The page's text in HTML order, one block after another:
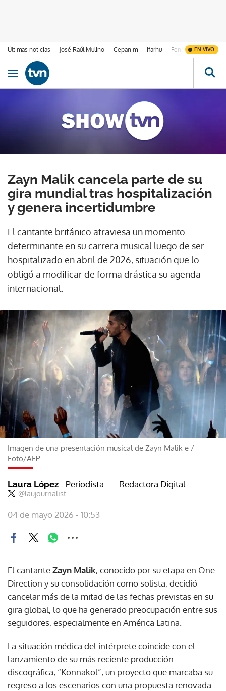
Últimas noticias José Raúl Mulino Cepanim Ifarhu Fenómeno de El
EN VIVO
Ir al contenido
Obrir navegació
Zayn Malik cancela parte de su
gira mundial tras hospitalización
y genera incertidumbre
El cantante británico atraviesa un momento
determinante en su carrera musical luego de ser
hospitalizado en abril de 2026, situación que lo
obligó a modificar de forma drástica su agenda
internacional.
Imagen de una presentación musical de Zayn Malik e /
Foto/AFP
Laura López - Periodista
@laujournalist
- Redactora Digital
04 de mayo 2026 - 10:53
El cantanteZayn Malik, conocido por su etapa en One
Direction y su consolidación como solista, decidió
cancelar más de la mitad de las fechas previstas en su
gira global, lo que ha generado preocupación entre sus
seguidores, especialmente en América Latina.
La situación médica del intérprete coincide con el
lanzamiento de su más reciente producción
discográfica, “Konnakol”, un proyecto que marcaba su
regreso a los escenarios con una propuesta renovada